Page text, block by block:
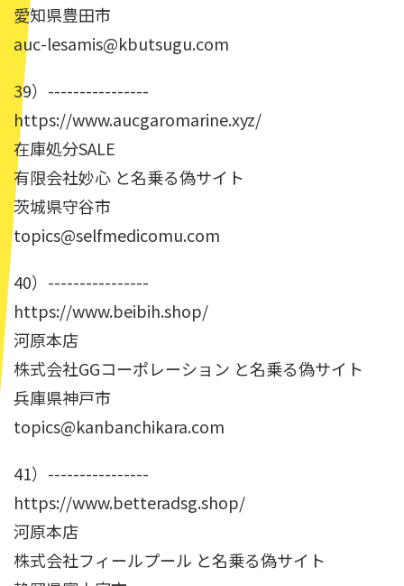
愛知県豊田市
auc-lesamis@kbutsugu.com
39）----------------
https://www.aucgaromarine.xyz/
在庫処分SALE
有限会社妙心 と名乗る偽サイト
茨城県守谷市
topics@selfmedicomu.com
40）----------------
https://www.beibih.shop/
河原本店
株式会社GGコーポレーション と名乗る偽サイト
兵庫県神戸市
topics@kanbanchikara.com
41）----------------
https://www.betteradsg.shop/
河原本店
株式会社フィールプール と名乗る偽サイト